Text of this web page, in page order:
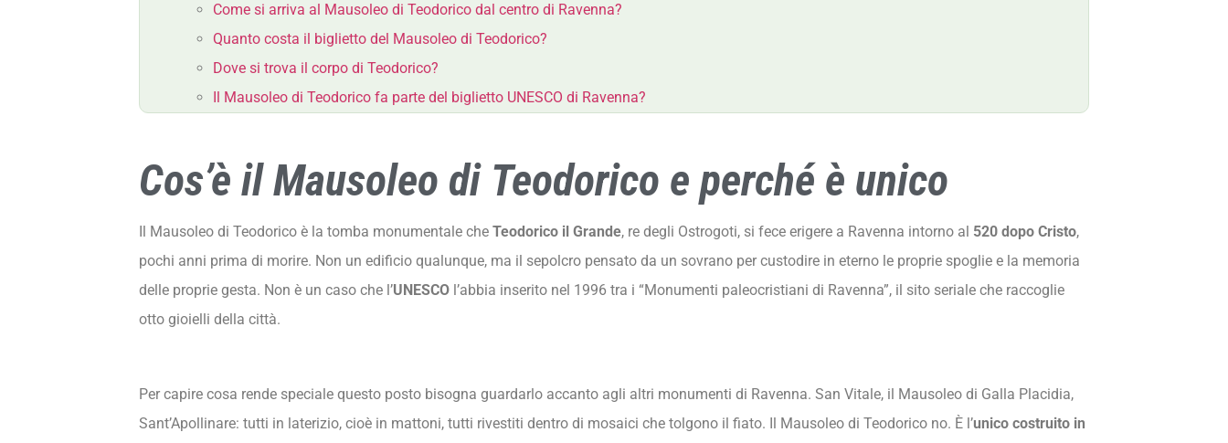
Come si arriva al Mausoleo di Teodorico dal centro di Ravenna?
Quanto costa il biglietto del Mausoleo di Teodorico?
Dove si trova il corpo di Teodorico?
Il Mausoleo di Teodorico fa parte del biglietto UNESCO di Ravenna?
Cos’è il Mausoleo di Teodorico e perché è unico
Il Mausoleo di Teodorico è la tomba monumentale che Teodorico il Grande, re degli Ostrogoti, si fece erigere a Ravenna intorno al 520 dopo Cristo,
pochi anni prima di morire. Non un edificio qualunque, ma il sepolcro pensato da un sovrano per custodire in eterno le proprie spoglie e la memoria
delle proprie gesta. Non è un caso che l’UNESCO l’abbia inserito nel 1996 tra i “Monumenti paleocristiani di Ravenna”, il sito seriale che raccoglie
otto gioielli della città.
Per capire cosa rende speciale questo posto bisogna guardarlo accanto agli altri monumenti di Ravenna. San Vitale, il Mausoleo di Galla Placidia,
Sant’Apollinare: tutti in laterizio, cioè in mattoni, tutti rivestiti dentro di mosaici che tolgono il fiato. Il Mausoleo di Teodorico no. È l’unico costruito in